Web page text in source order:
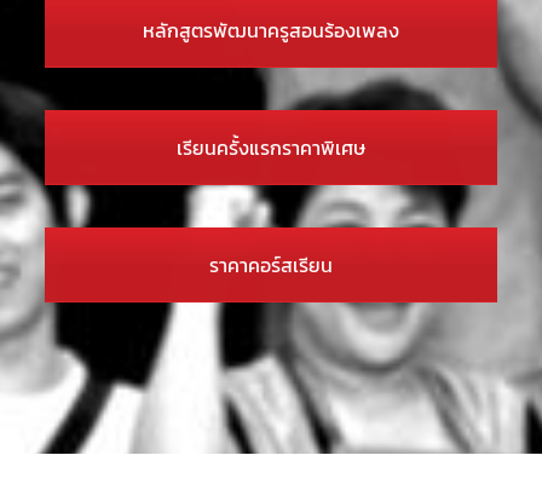
หลักสูตรพัฒนาครูสอนร้องเพลง
เรียนครั้งแรกราคาพิเศษ
ราคาคอร์สเรียน